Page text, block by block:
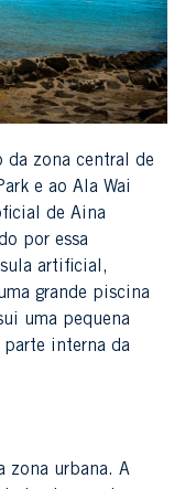
da zona central de
e ao Ala Wai
de Aina
por essa
artificial,
grande piscina
uma pequena
interna da
zona urbana. A